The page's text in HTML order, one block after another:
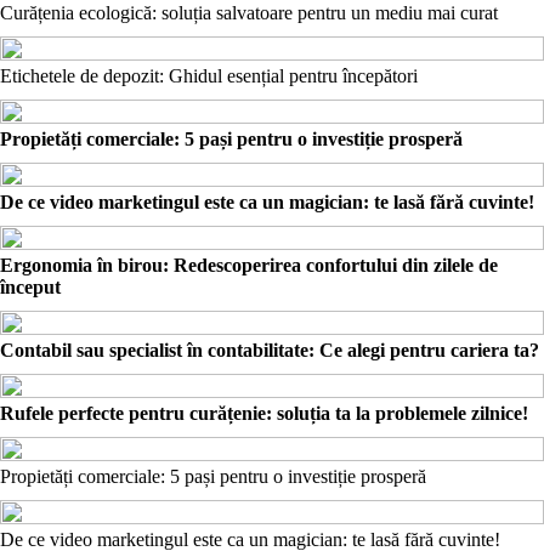
Curățenia ecologică: soluția salvatoare pentru un mediu mai curat
Etichetele de depozit: Ghidul esențial pentru începători
Propietăți comerciale: 5 pași pentru o investiție prosperă
De ce video marketingul este ca un magician: te lasă fără cuvinte!
Ergonomia în birou: Redescoperirea confortului din zilele de
început
Contabil sau specialist în contabilitate: Ce alegi pentru cariera ta?
Rufele perfecte pentru curățenie: soluția ta la problemele zilnice!
Propietăți comerciale: 5 pași pentru o investiție prosperă
De ce video marketingul este ca un magician: te lasă fără cuvinte!